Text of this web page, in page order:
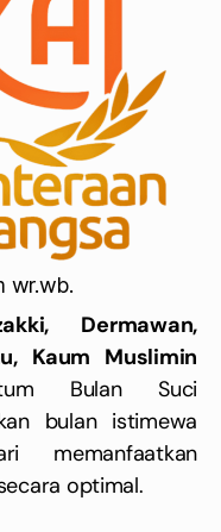
wr.wb.
Dermawan,
Kaum Muslimin
Bulan Suci
bulan istimewa
memanfaatkan
optimal.